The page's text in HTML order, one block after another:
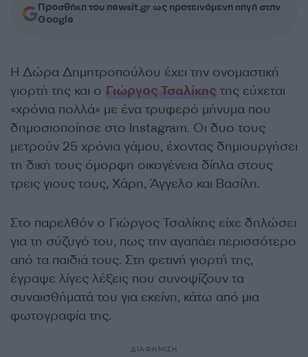
Προσθήκη του newsit.gr ως προτεινόμενη πηγή στην
Google
Η Δώρα Δημητροπούλου έχει την ονομαστική
γιορτή της και ο Γιώργος Τσαλίκης της εύχεται
«χρόνια πολλά» με ένα τρυφερό μήνυμα που
δημοσιοποίησε στο Instagram. Οι δυο τους
μετρούν 25 χρόνια γάμου, έχοντας δημιουργήσει
τη δική τους όμορφη οικογένεια δίπλα στους
τρεις γιους τους, Χάρη, Άγγελο και Βασίλη.
Στο παρελθόν ο Γιώργος Τσαλίκης είχε δηλώσει
για τη σύζυγό του, πως την αγαπάει περισσότερο
από τα παιδιά τους. Στη φετινή γιορτή της,
έγραψε λίγες λέξεις που συνοψίζουν τα
συναισθήματά του για εκείνη, κάτω από μια
φωτογραφία της.
ΔΙΑΦΗΜΙΣΗ